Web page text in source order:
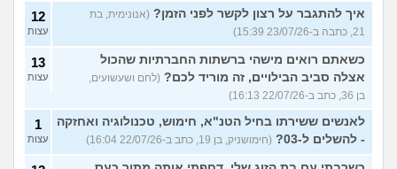
איך להתגבר על רצון לקשר לפני הזמן? (אנונימית, בת
21, כתבה ב-23/07/26 15:39)
12
עצות
כשאתם רואים מישהי ברשתות החברתיות שהכול
אצלה סביב הבילויים, זה מוריד לכם? (לחם ושעשועים,
בן 36, כתב ב-22/07/26 16:13)
13
עצות
לאנשים ששירתו בחיל הטנ"א, חימוש, טכנולוגיה ואחזקה
- להשלים ל-03?
(חימושניק, בן 19, כתב ב-22/07/26 16:04)
1
עצות